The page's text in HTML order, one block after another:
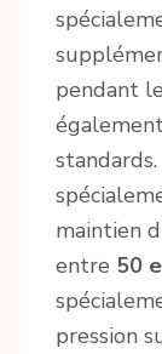
pendant
maintien
entre 50
pression